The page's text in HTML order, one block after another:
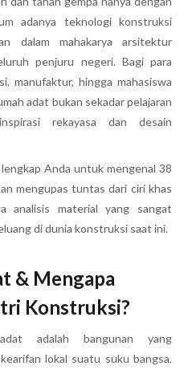
adanya teknologi konstruksi
dalam mahakarya arsitektur
penjuru negeri. Bagi para
manufaktur, hingga mahasiswa
adat bukan sekadar pelajaran
rekayasa dan desain
Anda untuk mengenal 38
mengupas tuntas dari ciri khas
analisis material yang sangat
di dunia konstruksi saat ini.
& Mengapa
Konstruksi?
adalah bangunan yang
lokal suatu suku bangsa.